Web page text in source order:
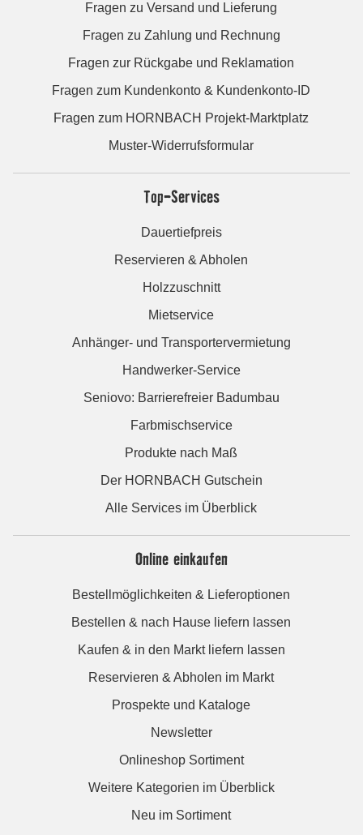
Fragen zu Versand und Lieferung
Fragen zu Zahlung und Rechnung
Fragen zur Rückgabe und Reklamation
Fragen zum Kundenkonto & Kundenkonto-ID
Fragen zum HORNBACH Projekt-Marktplatz
Muster-Widerrufsformular
Top-Services
Dauertiefpreis
Reservieren & Abholen
Holzzuschnitt
Mietservice
Anhänger- und Transportervermietung
Handwerker-Service
Seniovo: Barrierefreier Badumbau
Farbmischservice
Produkte nach Maß
Der HORNBACH Gutschein
Alle Services im Überblick
Online einkaufen
Bestellmöglichkeiten & Lieferoptionen
Bestellen & nach Hause liefern lassen
Kaufen & in den Markt liefern lassen
Reservieren & Abholen im Markt
Prospekte und Kataloge
Newsletter
Onlineshop Sortiment
Weitere Kategorien im Überblick
Neu im Sortiment